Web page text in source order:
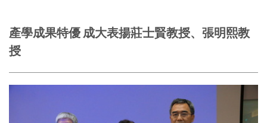
內
容
區
產學成果特優 成大表揚莊士賢教授、張明熙教
授